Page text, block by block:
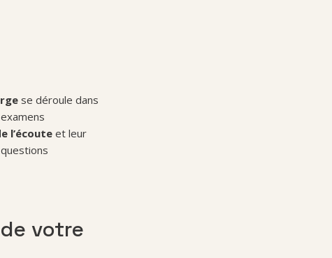
se déroule dans
l’écoute et leur
votre